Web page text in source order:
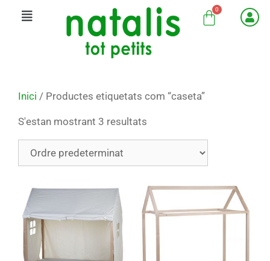
Inici / Productes etiquetats com “caseta”
S'estan mostrant 3 resultats